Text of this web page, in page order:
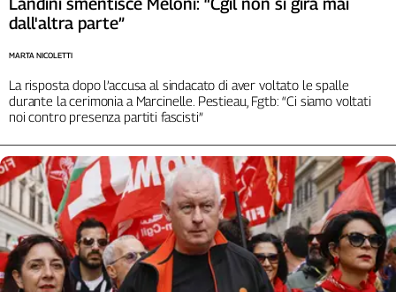
Landini smentisce Meloni: “Cgil non si gira mai
dall'altra parte”
La risposta dopo l’accusa al sindacato di aver voltato le spalle
durante la cerimonia a Marcinelle. Pestieau, Fgtb: “Ci siamo voltati
noi contro presenza partiti fascisti”
MARTA NICOLETTI